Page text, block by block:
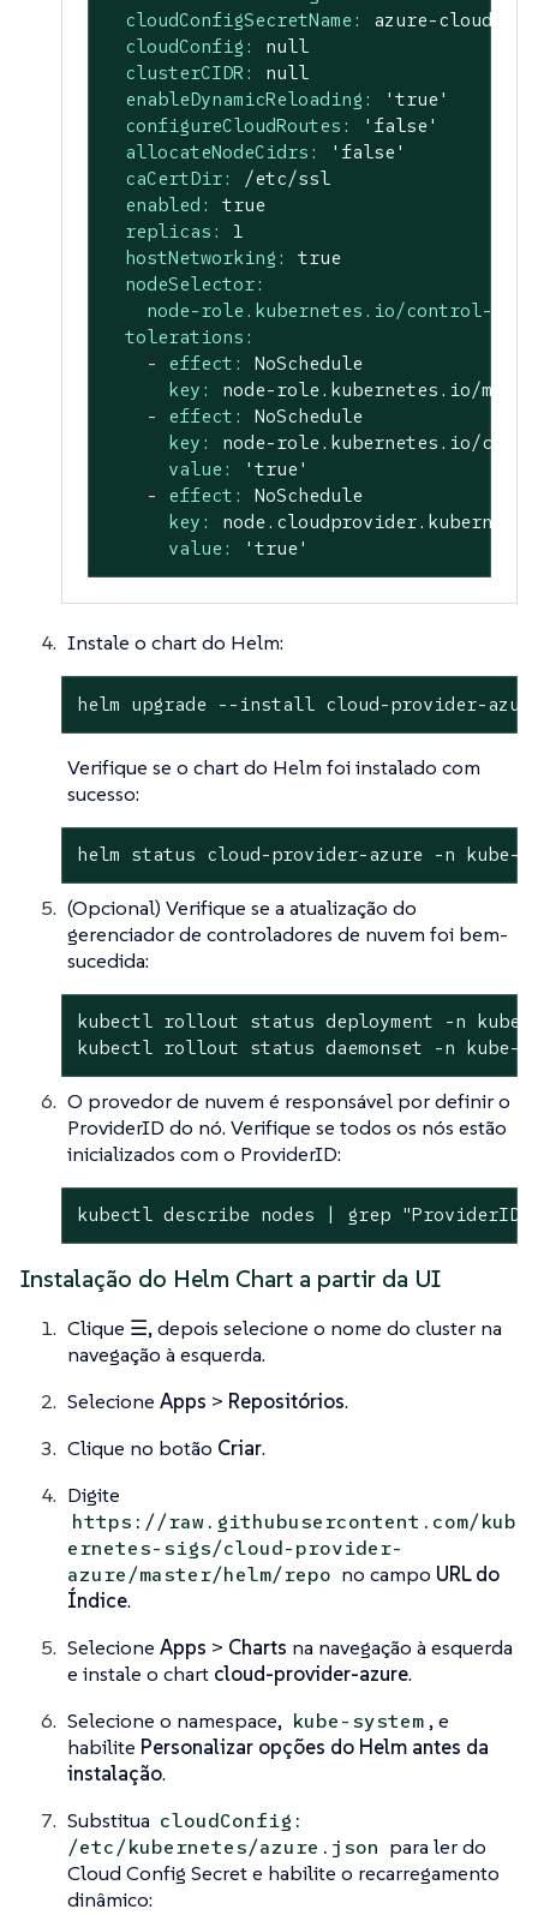
cloudConfigSecretName:
azure-cloud-
cloudConfig:
null
clusterCIDR:
null
enableDynamicReloading:
'true'
configureCloudRoutes:
'false'
allocateNodeCidrs:
'false'
caCertDir:
/etc/ssl
enabled:
true
replicas:
1
hostNetworking:
true
nodeSelector:
node-role.kubernetes.io/control-
tolerations:
-
effect:
NoSchedule
key:
node-role.kubernetes.io/
-
effect:
NoSchedule
key:
node-role.kubernetes.io/
value:
'true'
-
effect:
NoSchedule
key:
value:
'true'
Instale o chart do Helm:
helm upgrade --install cloud-provider-
Verifique se o chart do Helm foi instalado com
sucesso:
helm status cloud-provider-azure -n kube-
(Opcional) Verifique se a atualização do
gerenciador de controladores de nuvem foi bem-
sucedida:
kubectl rollout status deployment -n kube-
kubectl rollout status daemonset -n kube-
O provedor de nuvem é responsável por definir o
ProviderID do nó. Verifique se todos os nós estão
inicializados com o ProviderID:
kubectl describe nodes | grep "ProviderID"
Instalação do Helm Chart a partir da UI
Clique ☰, depois selecione o nome do cluster na
navegação à esquerda.
Selecione Apps > Repositórios.
Clique no botão Criar.
Digite
https://raw.githubusercontent.com/kub
ernetes-sigs/cloud-provider-
azure/master/helm/repo no campo URL do
Índice.
Selecione Apps > Charts na navegação à esquerda
e instale o chart cloud-provider-azure.
Selecione o namespace, kube-system, e
habilite Personalizar opções do Helm antes da
instalação.
Substitua cloudConfig:
/etc/kubernetes/azure.json para ler do
Cloud Config Secret e habilite o recarregamento
dinâmico: